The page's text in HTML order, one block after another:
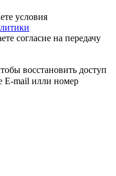
условия
согласие на передачу
восстановить доступ
E-mail илли номер